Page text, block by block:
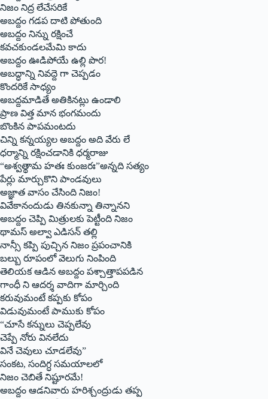
నిజం నిద్ర లేచేసరికే
అబద్దం గడప దాటి పోతుంది
అబద్దం నిన్ను రక్షించే
కవచకుండలమేమి కాదు
అబద్దం ఊడిపోయే ఉల్లి పొర!
అబద్ధాన్ని నివద్దె గా చెప్పడం
కొందరికే సాధ్యం
అబద్దమాడితే అతికినట్లు ఉండాలి
ప్రాణ విత్త మాన భంగమందు
బొంకిన పాపమంటదు
చిన్ని కన్నయ్యల అబద్దం అది వేరు లే
ధర్మాన్ని రక్షించడానికి ధర్మరాజు
“అశ్వత్థామ హతః కుంజరః”అన్నది సత్యం
పేర్లు మార్చుకొని పాండవులు
అజ్ఞాత వాసం చేసింది నిజం!
వివేకానందుడు తినకున్నా తిన్నానని
అబద్దం చెప్పి మిత్రులకు పెట్టీంది నిజం
థామస్ అల్వా ఎడిసన్ తల్లి
నాన్సీ కప్పి పుచ్చిన నిజం ప్రపంచానికి
బల్బు రూపంలో వెలుగు నింపింది
తెలియక ఆడిన అబద్దం పశ్చాత్తాపపడిన
గాంధీ ని ఆదర్శ వాదిగా మార్చింది
కరువుమంటే కప్పకు కోపం
విడువుమంటే పాముకు కోపం
“చూసే కన్నులు చెప్పలేవు
చెప్పే నోరు వినలేదు
వినే చెవులు చూడలేవు”
సంకట, సందిగ్ధ సమయాలలో
నిజం చెబితే నిష్టూరమే!
అబద్దం ఆడనివారు హరిశ్చంద్రుడు తప్ప